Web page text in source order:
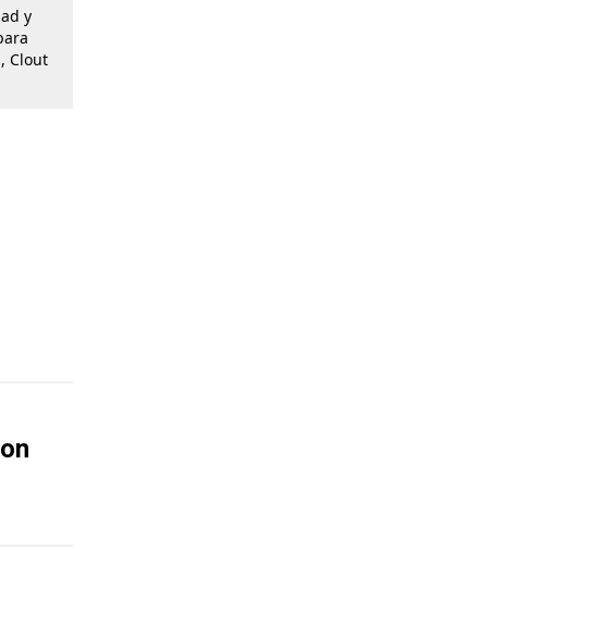
y
Clout